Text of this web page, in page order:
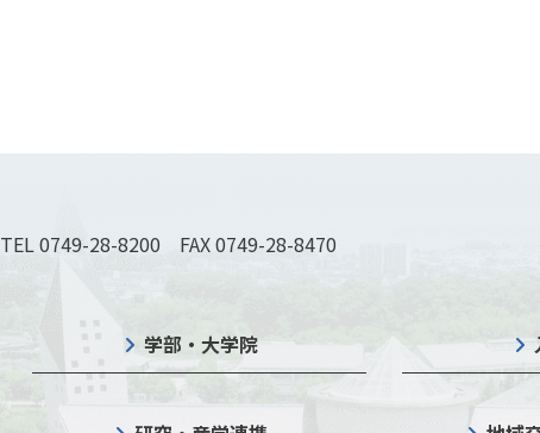
TEL 0749-28-8200 FAX 0749-28-8470
学部・大学院